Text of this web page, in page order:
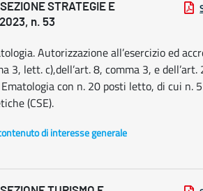
STRATEGIE E
2023, n. 53
Autorizzazione all’esercizio ed
3, lett. c),dell’art. 8, comma 3, e dell’art.
con n. 20 posti letto, di cui n.
(CSE).
di interesse generale